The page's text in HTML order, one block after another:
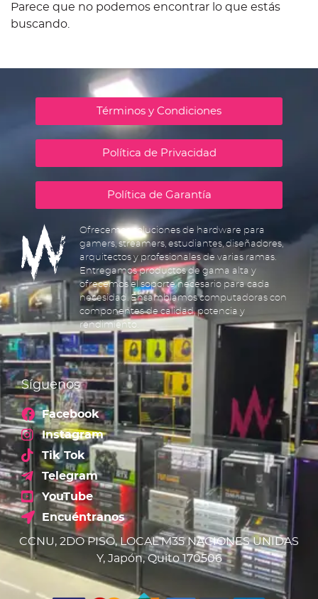
Parece que no podemos encontrar lo que estás
buscando.
Términos y Condiciones
Política de Privacidad
Política de Garantía
Ofrecemos soluciones de hardware para
gamers, streamers, estudiantes, diseñadores,
arquitectos y profesionales de varias ramas.
Entregamos productos de gama alta y
ofrecemos el soporte necesario para cada
necesidad. Ensamblamos computadoras con
componentes de calidad, potencia y
rendimiento.
Síguenos
Facebook
Instagram
Tik Tok
Telegram
YouTube
Encuéntranos
CCNU, 2DO PISO, LOCAL M35 NACIONES UNIDAS
Y, Japón, Quito 170506